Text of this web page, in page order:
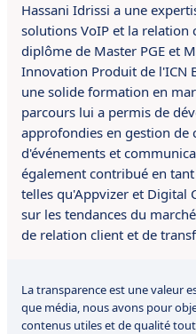
Hassani Idrissi a une
solutions VoIP et la relation
diplôme de Master PGE et
Innovation Produit de l'ICN
une solide formation en
parcours lui a permis de
approfondies en gestion de
d'événements et
également contribué en
telles qu'Appvizer et Digital
sur les tendances du
de relation client et de
La transparence est une valeur
que média, nous avons pour
contenus utiles et de qualité